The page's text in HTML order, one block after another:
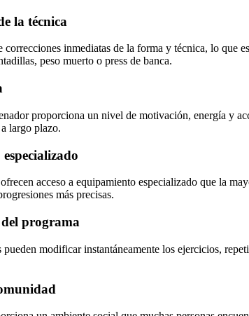
la técnica
inmediatas de la forma y técnica, lo que
peso muerto o press de banca.
proporciona un nivel de motivación, energía y
largo plazo.
acceso a equipamiento especializado que la
más precisas.
programa
pueden modificar instantáneamente los ejercicios,